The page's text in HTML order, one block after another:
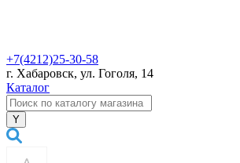
+7(4212)25-30-58
г. Хабаровск, ул. Гоголя, 14
Каталог